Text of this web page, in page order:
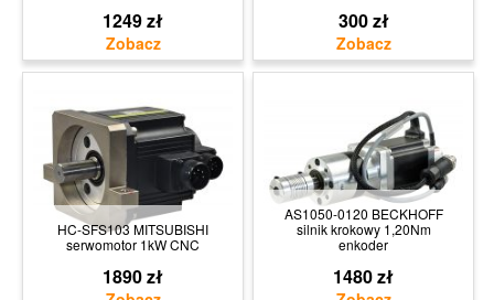
1249 zł 300 zł
HC-SFS103 MITSUBISHI
serwomotor 1kW CNC
1890 zł
AS1050-0120 BECKHOFF
silnik krokowy 1,20Nm
enkoder
1480 zł